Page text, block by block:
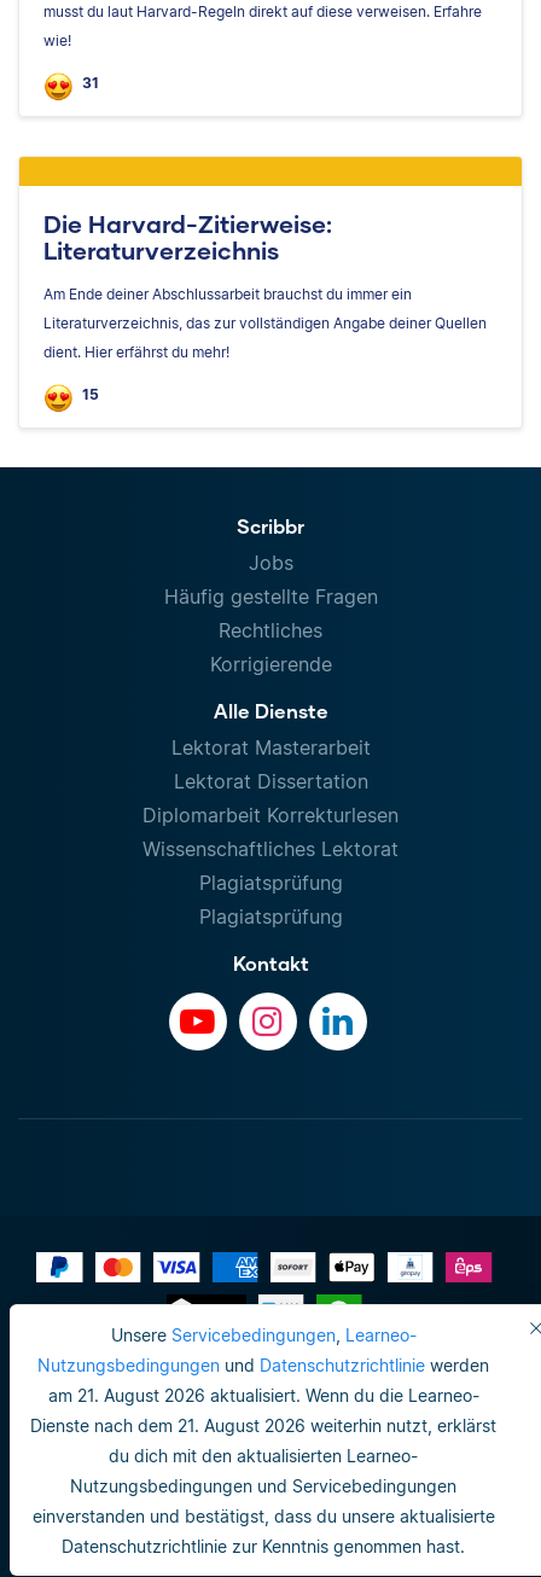
Unsere Servicebedingungen, Learneo-
Nutzungsbedingungen und Datenschutzrichtlinie werden
am 21. August 2026 aktualisiert. Wenn du die Learneo-
Dienste nach dem 21. August 2026 weiterhin nutzt, erklärst
du dich mit den aktualisierten Learneo-
Nutzungsbedingungen und Servicebedingungen
einverstanden und bestätigst, dass du unsere aktualisierte
Datenschutzrichtlinie zur Kenntnis genommen hast.
musst du laut Harvard-Regeln direkt auf diese verweisen. Erfahre
wie!
31
Die Harvard-Zitierweise:
Literaturverzeichnis
Am Ende deiner Abschlussarbeit brauchst du immer ein
Literaturverzeichnis, das zur vollständigen Angabe deiner Quellen
dient. Hier erfährst du mehr!
15
Scribbr
Jobs
Häufig gestellte Fragen
Rechtliches
Korrigierende
Alle Dienste
Lektorat Masterarbeit
Lektorat Dissertation
Diplomarbeit Korrekturlesen
Wissenschaftliches Lektorat
Plagiatsprüfung
Plagiatsprüfung
Kontakt
Impressum
Datenschutzrichtlinie
Do not sell or share my personal info
Nutzungsbedingungen
Datenschutzrichtlinie